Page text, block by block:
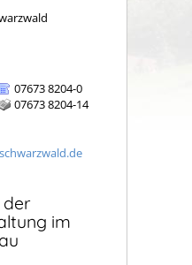
07673 8204-0
07673 8204-14
der
im